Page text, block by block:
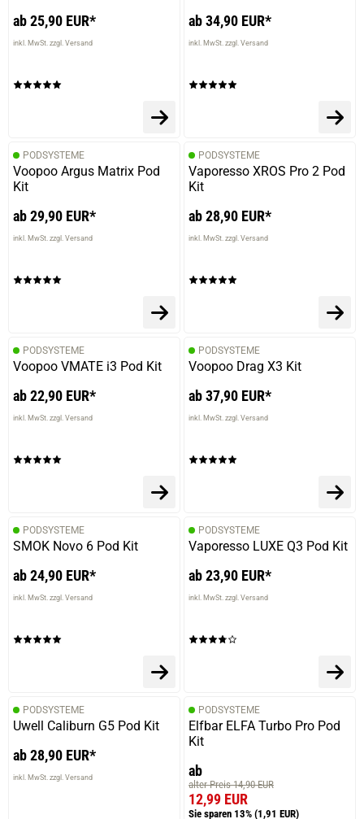
ab 25,90 EUR*
inkl. MwSt. zzgl. Versand
ab 34,90 EUR*
inkl. MwSt. zzgl. Versand
PODSYSTEME
Voopoo Argus Matrix Pod
Kit
ab 29,90 EUR*
inkl. MwSt. zzgl. Versand
PODSYSTEME
Vaporesso XROS Pro 2 Pod
Kit
ab 28,90 EUR*
inkl. MwSt. zzgl. Versand
PODSYSTEME
Voopoo VMATE i3 Pod Kit
ab 22,90 EUR*
inkl. MwSt. zzgl. Versand
PODSYSTEME
Voopoo Drag X3 Kit
ab 37,90 EUR*
inkl. MwSt. zzgl. Versand
PODSYSTEME
SMOK Novo 6 Pod Kit
ab 24,90 EUR*
inkl. MwSt. zzgl. Versand
PODSYSTEME
Vaporesso LUXE Q3 Pod Kit
ab 23,90 EUR*
inkl. MwSt. zzgl. Versand
PODSYSTEME
Uwell Caliburn G5 Pod Kit
ab 28,90 EUR*
inkl. MwSt. zzgl. Versand
PODSYSTEME
Elfbar ELFA Turbo Pro Pod
Kit
ab
alter Preis 14,90 EUR
12,99 EUR
Sie sparen 13% (1,91 EUR)